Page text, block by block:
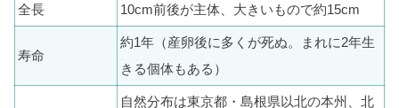
全長 10cm前後が主体、大きいもので約15cm
寿命
約1年（産卵後に多くが死ぬ。まれに2年生
きる個体もある）
自然分布は東京都・島根県以北の本州、北